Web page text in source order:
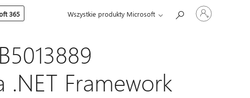
365 Wszystkie produkty Microsoft
Zaloguj
się
do
Framework